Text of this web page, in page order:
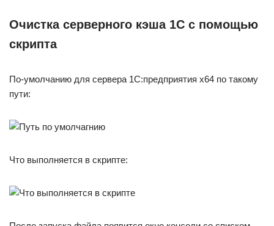
Очистка серверного кэша 1С с помощью
скрипта
По-умолчанию для сервера 1С:предприятия x64 по такому
пути:
Что выполняется в скрипте: